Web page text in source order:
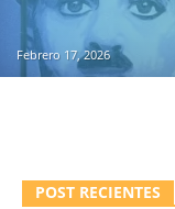
Febrero 17, 2026
POST RECIENTES